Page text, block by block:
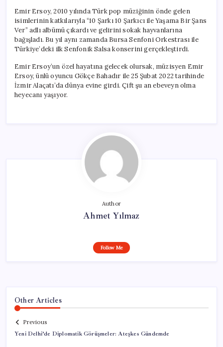
Emir Ersoy, 2010 yılında Türk pop müziğinin önde gelen
isimlerinin katkılarıyla “10 Şarkı 10 Şarkıcı ile Yaşama Bir Şans
Ver” adlı albümü çıkardı ve gelirini sokak hayvanlarına
bağışladı. Bu yıl aynı zamanda Bursa Senfoni Orkestrası ile
Türkiye’deki ilk Senfonik Salsa konserini gerçekleştirdi.
Emir Ersoy’un özel hayatına gelecek olursak, müzisyen Emir
Ersoy, ünlü oyuncu Gökçe Bahadır ile 25 Şubat 2022 tarihinde
İzmir Alaçatı’da dünya evine girdi. Çift şu an ebeveyn olma
heyecanı yaşıyor.
Author
Ahmet Yılmaz
Follow Me
Other Articles
Previous
Yeni Delhi’de Diplomatik Görüşmeler: Ateşkes Gündemde